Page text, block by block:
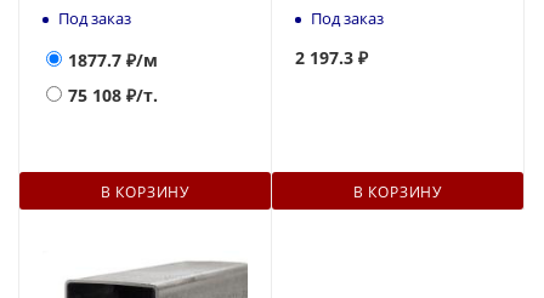
Под заказ
1877.7 ₽/м
75 108 ₽/т.
В КОРЗИНУ
Под заказ
2 197.3 ₽
В КОРЗИНУ